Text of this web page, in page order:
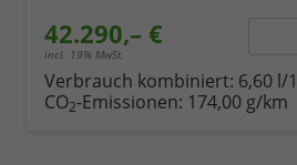
42.290,– €
incl. 19% MwSt.
Verbrauch kombiniert: 6,60 l/
CO2-Emissionen: 174,00 g/km